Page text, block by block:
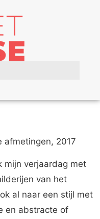
afmetingen, 2017
mijn verjaardag met
van het
al naar een stijl met
en abstracte of